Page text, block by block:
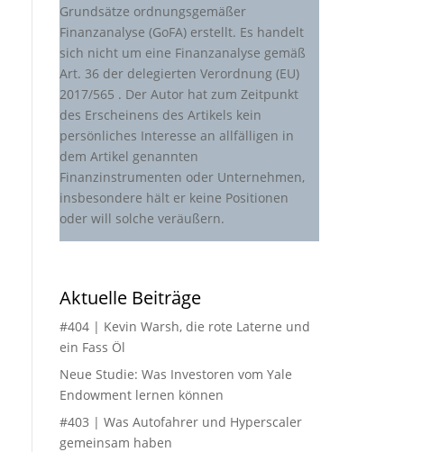
Grundsätze ordnungsgemäßer
Finanzanalyse (GoFA) erstellt. Es handelt
sich nicht um eine Finanzanalyse gemäß
Art. 36 der delegierten Verordnung (EU)
2017/565 . Der Autor hat zum Zeitpunkt
des Erscheinens des Artikels kein
persönliches Interesse an allfälligen in
dem Artikel genannten
Finanzinstrumenten oder Unternehmen,
insbesondere hält er keine Positionen
oder will solche veräußern.
Aktuelle Beiträge
#404 | Kevin Warsh, die rote Laterne und
ein Fass Öl
Neue Studie: Was Investoren vom Yale
Endowment lernen können
#403 | Was Autofahrer und Hyperscaler
gemeinsam haben